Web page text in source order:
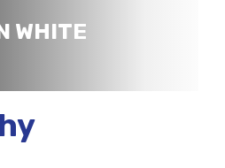
WHITE